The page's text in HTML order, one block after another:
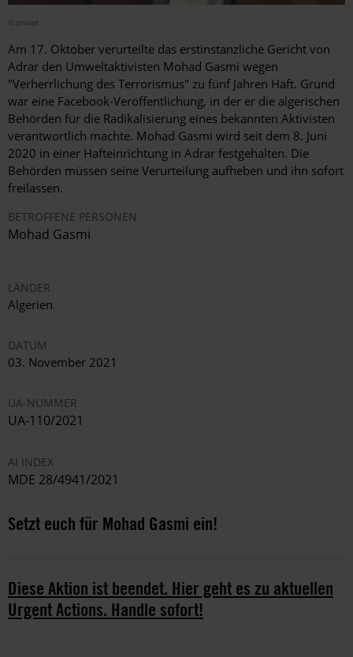
© privat
Am 17. Oktober verurteilte das erstinstanzliche Gericht von
Adrar den Umweltaktivisten Mohad Gasmi wegen
"Verherrlichung des Terrorismus" zu fünf Jahren Haft. Grund
war eine Facebook-Veröffentlichung, in der er die algerischen
Behörden für die Radikalisierung eines bekannten Aktivisten
verantwortlich machte. Mohad Gasmi wird seit dem 8. Juni
2020 in einer Hafteinrichtung in Adrar festgehalten. Die
Behörden müssen seine Verurteilung aufheben und ihn sofort
freilassen.
BETROFFENE PERSONEN
Mohad Gasmi
LÄNDER
Algerien
DATUM
03. November 2021
UA-NUMMER
UA-110/2021
AI INDEX
MDE 28/4941/2021
Setzt euch für Mohad Gasmi ein!
Diese Aktion ist beendet. Hier geht es zu aktuellen
Urgent Actions. Handle sofort!